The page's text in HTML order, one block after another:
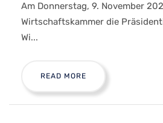
Am Donnerstag, 9. November
Wirtschaftskammer die
Wi...
READ MORE